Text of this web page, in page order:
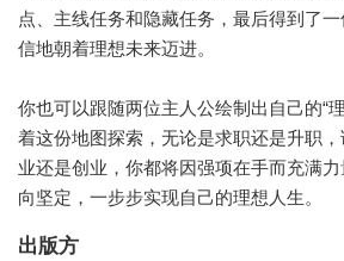
点、主线任务和隐藏任务，最后得到了一
信地朝着理想未来迈进。
你也可以跟随两位主人公绘制出自己的“
着这份地图探索，无论是求职还是升职
业还是创业，你都将因强项在手而充满
向坚定，一步步实现自己的理想人生。
出版方